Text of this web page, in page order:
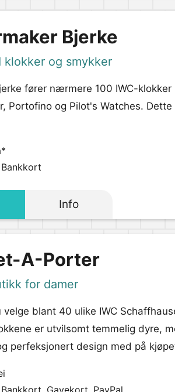
Bjerke
klokker og smykker
fører nærmere 100 IWC-
Portofino og Pilot's Watches.
Bankkort
Info
A-Porter
for damer
velge blant 40 ulike IWC
er utvilsomt temmelig dyre,
perfeksjonert design med på
Bankkort, Gavekort, PayPal